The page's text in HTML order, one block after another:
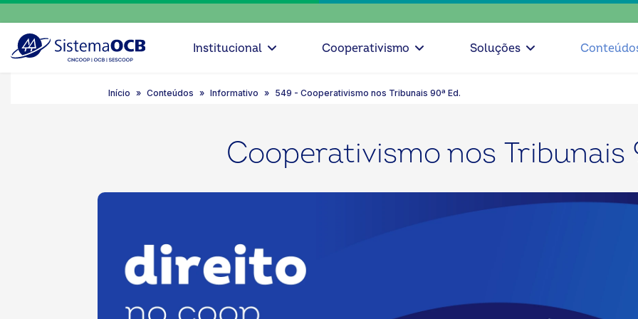
Institucional Cooperativismo Soluções
Início Conteúdos Informativo 549 - Cooperativismo nos Tribunais 90ª Ed.
Cooperativismo nos Tribunais